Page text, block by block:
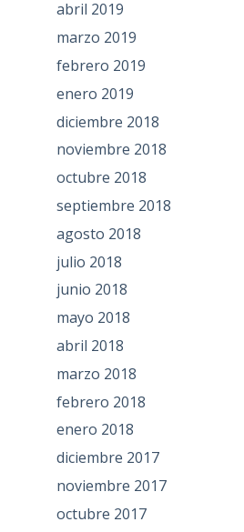
abril 2019
marzo 2019
febrero 2019
enero 2019
diciembre 2018
noviembre 2018
octubre 2018
septiembre 2018
agosto 2018
julio 2018
junio 2018
mayo 2018
abril 2018
marzo 2018
febrero 2018
enero 2018
diciembre 2017
noviembre 2017
octubre 2017